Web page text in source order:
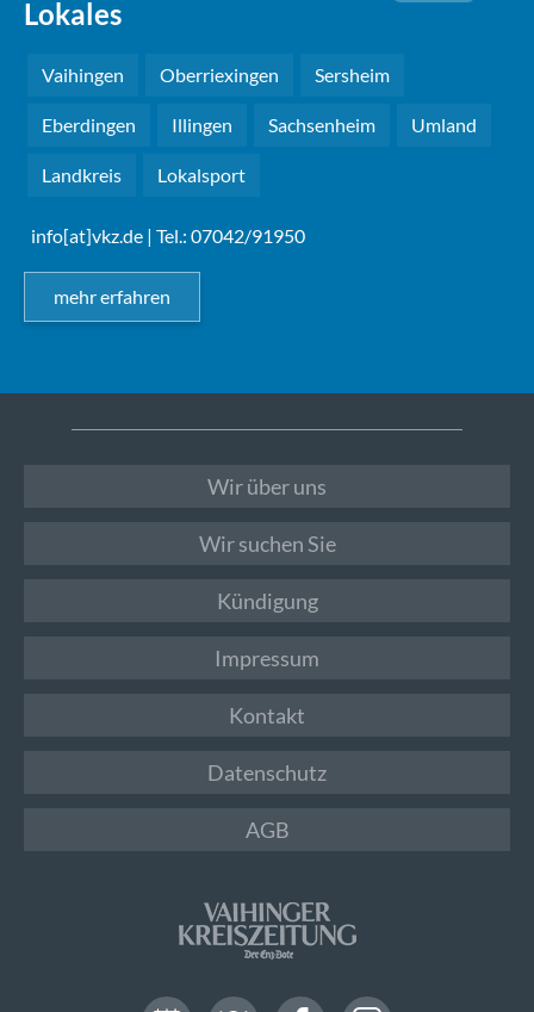
Lokales
Vaihingen Oberriexingen Sersheim
Eberdingen Illingen Sachsenheim Umland
Landkreis Lokalsport
info[at]vkz.de | Tel.: 07042/91950
mehr erfahren
Wir über uns
Wir suchen Sie
Kündigung
Impressum
Kontakt
Datenschutz
AGB